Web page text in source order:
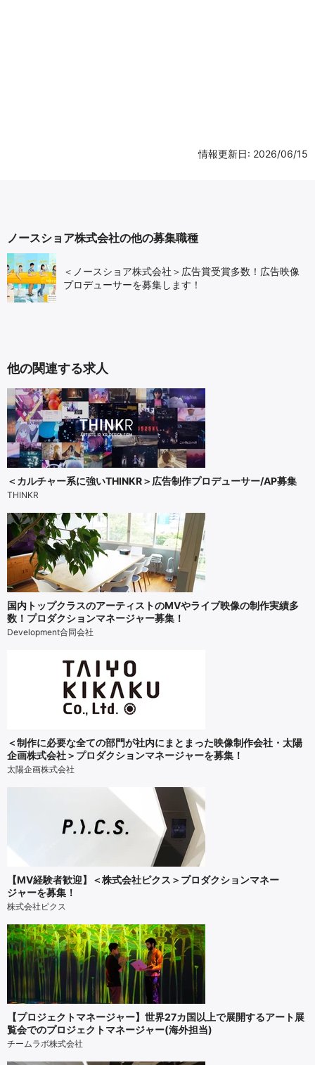
情報更新日: 2026/06/15
ノースショア株式会社の他の募集職種
＜ノースショア株式会社＞広告賞受賞多数！広告映像
プロデューサーを募集します！
他の関連する求人
＜カルチャー系に強いTHINKR＞広告制作プロデューサー/AP募集
THINKR
国内トップクラスのアーティストのMVやライブ映像の制作実績多
数！プロダクションマネージャー募集！
Development合同会社
＜制作に必要な全ての部門が社内にまとまった映像制作会社・太陽
企画株式会社＞プロダクションマネージャーを募集！
太陽企画株式会社
【MV経験者歓迎】＜株式会社ピクス＞プロダクションマネー
ジャーを募集！
株式会社ピクス
【プロジェクトマネージャー】世界27カ国以上で展開するアート展
覧会でのプロジェクトマネージャー(海外担当)
チームラボ株式会社